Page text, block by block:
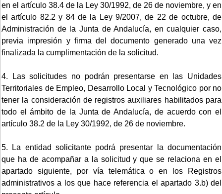
en el artículo 38.4 de la Ley 30/1992, de 26 de noviembre, y en
el artículo 82.2 y 84 de la Ley 9/2007, de 22 de octubre, de
Administración de la Junta de Andalucía, en cualquier caso,
previa impresión y firma del documento generado una vez
finalizada la cumplimentación de la solicitud.
4. Las solicitudes no podrán presentarse en las Unidades
Territoriales de Empleo, Desarrollo Local y Tecnológico por no
tener la consideración de registros auxiliares habilitados para
todo el ámbito de la Junta de Andalucía, de acuerdo con el
artículo 38.2 de la Ley 30/1992, de 26 de noviembre.
5. La entidad solicitante podrá presentar la documentación
que ha de acompañar a la solicitud y que se relaciona en el
apartado siguiente, por vía telemática o en los Registros
administrativos a los que hace referencia el apartado 3.b) del